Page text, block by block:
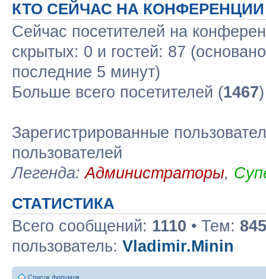
КТО СЕЙЧАС НА КОНФЕРЕНЦИИ
Сейчас посетителей на
скрытых: 0 и гостей: 87
последние 5 минут)
Больше всего посетителей (1467
Зарегистрированные
пользователей
Легенда:Администраторы,
СТАТИСТИКА
Всего сообщений: 1110 • Тем: 845
пользователь: Vladimir.Minin
Список форумов